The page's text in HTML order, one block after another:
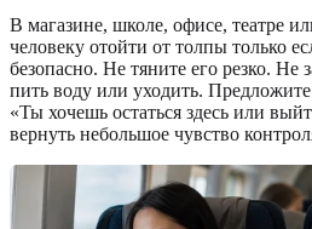
В магазине, школе, офисе, театре
человеку отойти от толпы только
безопасно. Не тяните его резко. Не
пить воду или уходить.
«Ты хочешь остаться здесь или
вернуть небольшое чувство